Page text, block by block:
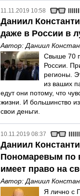
11.11.2019 10:58
Даниил
даже в России в
Автор: Даниил
Свыше 70
России.
регионы.
из ваших
едут они потому, что
жизни. И большинство
свои деньги.
10.11.2019 08:37
Даниил
Пономаревым по
имеет право на
Автор: Даниил
Я лично с